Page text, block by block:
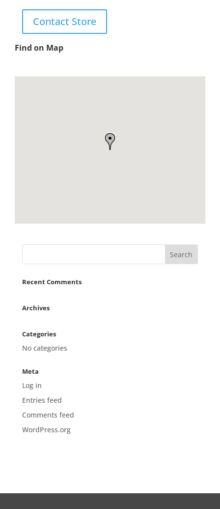
Contact Store
Find on Map
Recent Comments
Archives
Categories
No categories
Meta
Log in
Entries feed
Comments feed
WordPress.org